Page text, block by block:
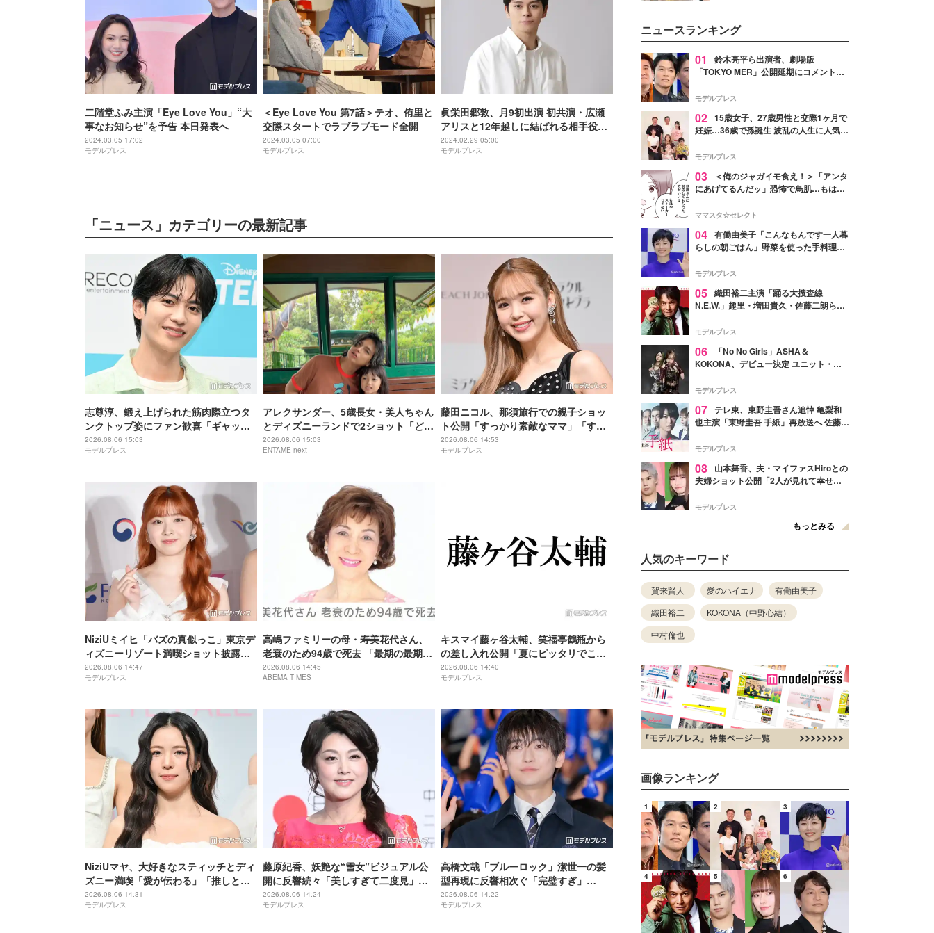
二階堂ふみ主演「Eye Love You」“大
事なお知らせ”を予告 本日発表へ
2024.03.05 17:02
モデルプレス
＜Eye Love You 第7話＞テオ、侑里と
交際スタートでラブラブモード全開
2024.03.05 07:00
モデルプレス
眞栄田郷敦、月9初出演 初共演・広瀬
アリスと12年越しに結ばれる相手役＜
366日＞
2024.02.29 05:00
モデルプレス
「ニュース」カテゴリーの最新記事
志尊淳、鍛え上げられた筋肉際立つタ
ンクトップ姿にファン歓喜「ギャップ
がすごい」「破壊力すごい」
2026.08.06 15:03
モデルプレス
アレクサンダー、5歳長女・美人ちゃん
とディズニーランドで2ショット「どん
どんきれいになりますね」
2026.08.06 15:03
ENTAME next
藤田ニコル、那須旅行での親子ショッ
ト公開「すっかり素敵なママ」「すっ
ぽり収まってて可愛すぎる」と反響
2026.08.06 14:53
モデルプレス
NiziUミイヒ「バズの真似っこ」東京デ
ィズニーリゾート満喫ショット披露
「天使のように可愛い」「隠しきれな
いオーラ」の声
2026.08.06 14:47
モデルプレス
高嶋ファミリーの母・寿美花代さん、
老衰のため94歳で死去 「最期の最期ま
で大女優 寿美花代だった母でした」と
息子・高嶋政宏がコメント
2026.08.06 14:45
ABEMA TIMES
キスマイ藤ヶ谷太輔、笑福亭鶴瓶から
の差し入れ公開「夏にピッタリでこれ
は嬉しい」「豪華すぎる」
2026.08.06 14:40
モデルプレス
NiziUマヤ、大好きなスティッチとディ
ズニー満喫「愛が伝わる」「推しと推
しの2ショット最高」
2026.08.06 14:31
モデルプレス
藤原紀香、妖艶な“雪女”ビジュアル公
開に反響続々「美しすぎて二度見」
「オーラ凄い」
2026.08.06 14:24
モデルプレス
高橋文哉「ブルーロック」潔世一の髪
型再現に反響相次ぐ「完璧すぎ」
「「お茶目すぎる」
2026.08.06 14:22
モデルプレス
して、“髪そのものの美しさ”に改
めて注目する人が増えている様
子。今回は、そんな憧れの艶やか
な髪を日常で叶える、美容好きの
ます。
ニュースランキング
01
鈴木亮平ら出演者、劇場版
「TOKYO MER」公開延期にコメント
最大の敬意とエールを」
モデルプレス
02 15歳女子、27歳男性と交際1ヶ月で
妊娠…36歳で孫誕生 波乱の人生に人気タ
よ！」
モデルプレス
03
＜俺のジャガイモ食え！＞「アンタ
にあげてるんだッ」恐怖で鳥肌…もはや
ママスタ☆セレクト
04 有働由美子「こんなもんです一人暮
らしの朝ごはん」野菜を使った手料理公
そう」と反響
モデルプレス
05 織田裕二主演「踊る大捜査線
N.E.W.」趣里・増田貴久・佐藤二朗ら新
徴する“謎のキーワード”も
モデルプレス
06
「No No Girls」ASHA＆
KOKONA、デビュー決定 ユニット・
リリースへ
モデルプレス
07 テレ東、東野圭吾さん追悼 亀梨和
也主演「東野圭吾 手紙」再放送へ 佐藤隆
モデルプレス
08
山本舞香、夫・マイファスHiroとの
夫婦ショット公開「2人が見れて幸せ」
モデルプレス
もっとみる
人気のキーワード
賀来賢人 愛のハイエナ
有働由美子
織田裕二
KOKONA（中野心結）
中村倫也
画像ランキング
1 2 3
4 5 6